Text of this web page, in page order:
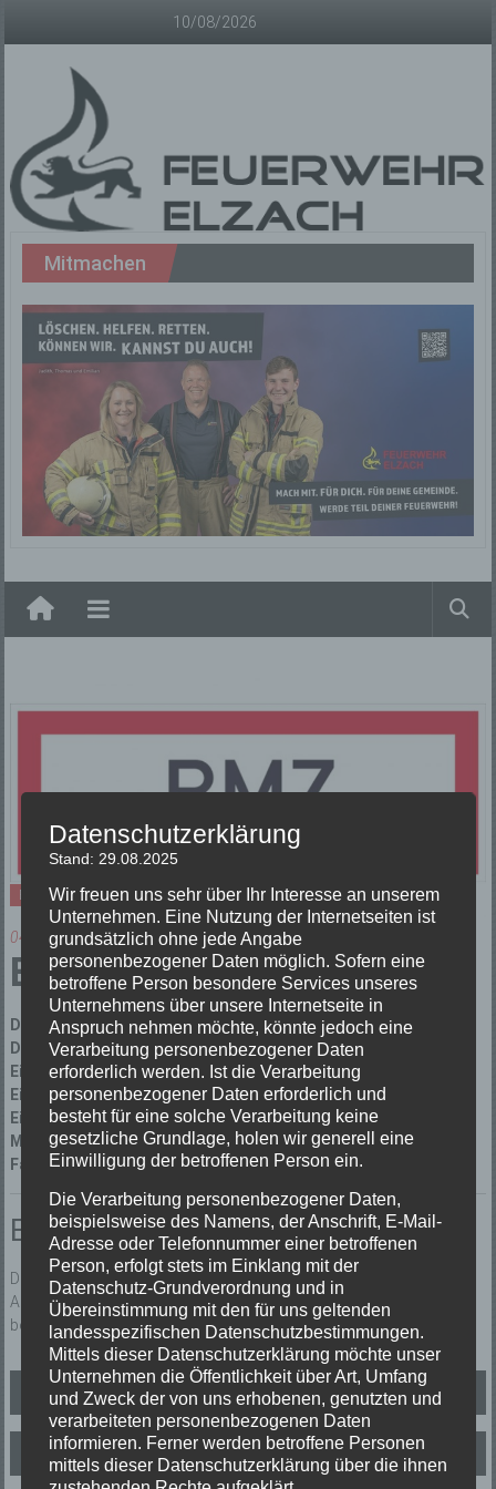
10/08/2026
Freiwillige
Feuerwehr
Elzach
Offizielle
Freiwilligen
Feuerwehr
Elzach
Mitmachen
Einsätze
04/08/2023
B2 BMA
Datum:04/08/2023 um 8:04 Uhr
Dauer:1 Stunde 26 Minuten
Einsatzart:Fehlalarm (Fehlalarm)
Einsatzort:Munde Hofstetten
Einsatzleiter:Thomas Dufner
Mannschaftsstärke:14
Fahrzeuge: Florian Elzach 1/10,Florian Elzach 1/44
Einsatzbericht:
Die Brandmeldeanlage der Biereck / Hofstettten hat ausgelöst.
Aufgrund der neuen AAO unterstütz die Freiwillige Feuerwehr Elzach
bei Einsätzen in der Ortenau.
Beitragsnavigation
B2 DLK
B3 Brand
Datenschutzerklärung
Stand: 29.08.2025
Wir freuen uns sehr über Ihr Interesse an unserem
Unternehmen. Eine Nutzung der Internetseiten ist
grundsätzlich ohne jede Angabe
personenbezogener Daten möglich. Sofern eine
betroffene Person besondere Services unseres
Unternehmens über unsere Internetseite in
Anspruch nehmen möchte, könnte jedoch eine
Verarbeitung personenbezogener Daten
erforderlich werden. Ist die Verarbeitung
personenbezogener Daten erforderlich und
besteht für eine solche Verarbeitung keine
gesetzliche Grundlage, holen wir generell eine
Einwilligung der betroffenen Person ein.
Die Verarbeitung personenbezogener Daten,
beispielsweise des Namens, der Anschrift, E-Mail-
Adresse oder Telefonnummer einer betroffenen
Person, erfolgt stets im Einklang mit der
Datenschutz-Grundverordnung und in
Übereinstimmung mit den für uns geltenden
landesspezifischen Datenschutzbestimmungen.
Mittels dieser Datenschutzerklärung möchte unser
Unternehmen die Öffentlichkeit über Art, Umfang
und Zweck der von uns erhobenen, genutzten und
verarbeiteten personenbezogenen Daten
informieren. Ferner werden betroffene Personen
mittels dieser Datenschutzerklärung über die ihnen